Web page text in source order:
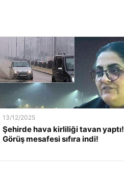
13/12/2025
Şehirde hava kirliliği tavan yaptı!
Görüş mesafesi sıfıra indi!